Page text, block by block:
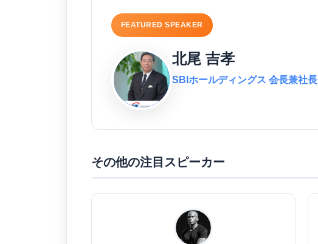
FEATURED SPEAKER
北尾 吉孝
SBIホールディングス 会長兼社長
その他の注目スピーカー